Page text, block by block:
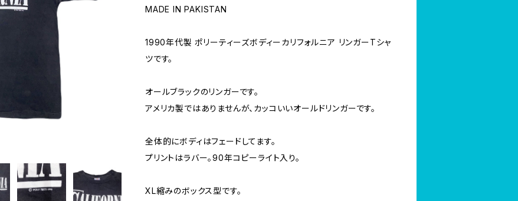
MADE IN PAKISTAN
1990年代製 ポリーティーズボディーカリフォルニア リンガーTシャ
ツです。
オールブラックのリンガーです。
アメリカ製ではありませんが、カッコいいオールドリンガーです。
全体的にボディはフェードしてます。
プリントはラバー。90年コピーライト入り。
XL縮みのボックス型です。